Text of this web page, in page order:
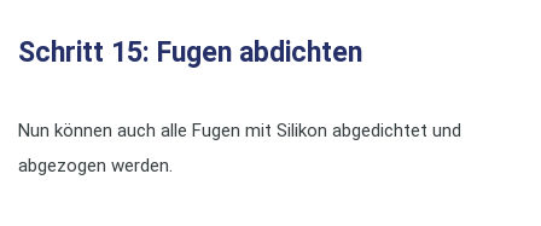
Schritt 15: Fugen abdichten
Nun können auch alle Fugen mit Silikon abgedichtet und
abgezogen werden.